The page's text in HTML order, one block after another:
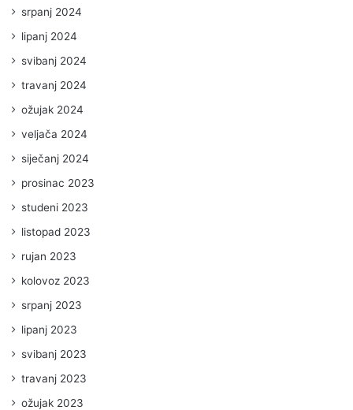
srpanj 2024
lipanj 2024
svibanj 2024
travanj 2024
ožujak 2024
veljača 2024
siječanj 2024
prosinac 2023
studeni 2023
listopad 2023
rujan 2023
kolovoz 2023
srpanj 2023
lipanj 2023
svibanj 2023
travanj 2023
ožujak 2023